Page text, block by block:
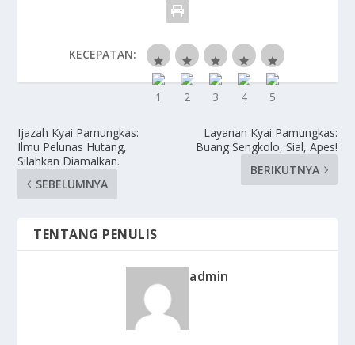
KECEPATAN:
Ijazah Kyai Pamungkas:
Ilmu Pelunas Hutang,
Silahkan Diamalkan.
SEBELUMNYA
Layanan Kyai Pamungkas:
Buang Sengkolo, Sial, Apes!
BERIKUTNYA
TENTANG PENULIS
admin